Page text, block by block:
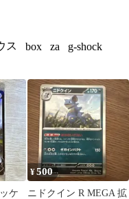
ス box za
g-shock
ケ
¥500
ニドクイン R MEGA 拡